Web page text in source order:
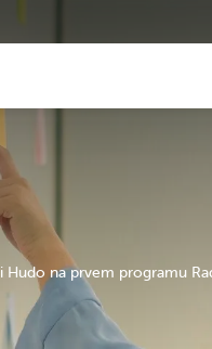
na prvem programu